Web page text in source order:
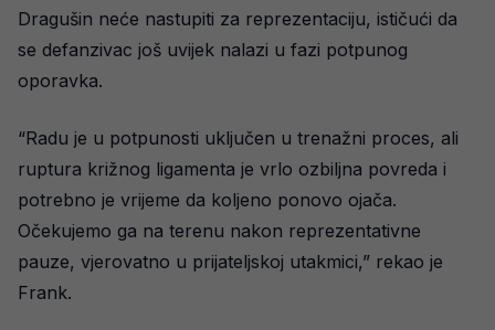
Dragušin neće nastupiti za reprezentaciju, ističući da
se defanzivac još uvijek nalazi u fazi potpunog
oporavka.
“Radu je u potpunosti uključen u trenažni proces, ali
ruptura križnog ligamenta je vrlo ozbiljna povreda i
potrebno je vrijeme da koljeno ponovo ojača.
Očekujemo ga na terenu nakon reprezentativne
pauze, vjerovatno u prijateljskoj utakmici,” rekao je
Frank.